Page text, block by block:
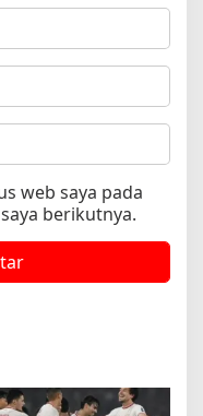
web saya pada
berikutnya.